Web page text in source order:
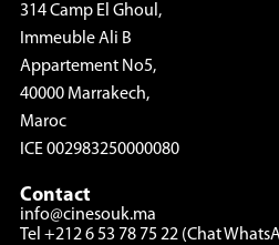
314 Camp El Ghoul,
Immeuble Ali B
Appartement No5,
40000 Marrakech,
Maroc
ICE 002983250000080
Contact
info@cinesouk.ma
Tel +212 6 53 78 75 22 (Chat